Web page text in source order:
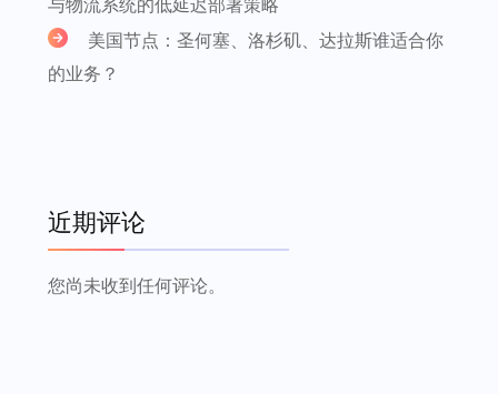
美国节点：圣何塞、洛杉矶、达拉斯谁适合你
的业务？
近期评论
您尚未收到任何评论。